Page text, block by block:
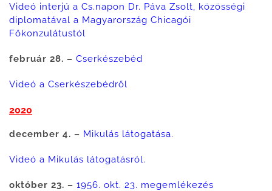
Videó interjú a Cs.napon Dr. Páva Zsolt, közösségi
diplomatával a Magyarország Chicagói
Főkonzulátustól
február 28. – Cserkészebéd
Videó a Cserkészebédről
2020
december 4. – Mikulás látogatása.
Videó a Mikulás látogatásról.
október 23. – 1956. okt. 23. megemlékezés